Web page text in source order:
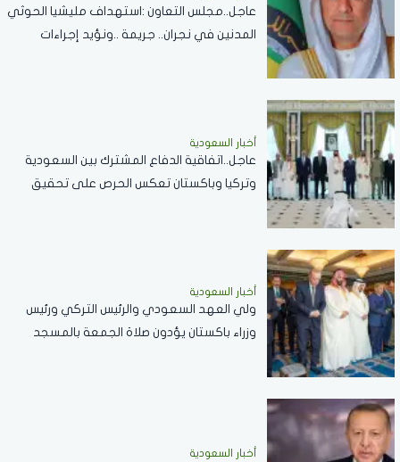
عاجل..مجلس التعاون :استهداف مليشيا الحوثي
المدنين في نجران.. جريمة ..ونؤيد إجراءات
أخبار السعودية
عاجل..اتفاقية الدفاع المشترك بين السعودية
وتركيا وباكستان تعكس الحرص على تحقيق
أخبار السعودية
ولي العهد السعودي والرئيس التركي ورئيس
وزراء باكستان يؤدون صلاة الجمعة بالمسجد
أخبار السعودية